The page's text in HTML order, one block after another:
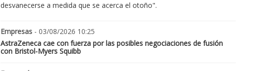
desvanecerse a medida que se acerca el otoño".
Empresas - 03/08/2026 10:25
AstraZeneca cae con fuerza por las posibles negociaciones de fusión
con Bristol-Myers Squibb